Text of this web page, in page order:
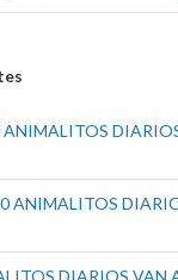
ANIMALITOS
ANIMALITOS
DIARIOS VAN